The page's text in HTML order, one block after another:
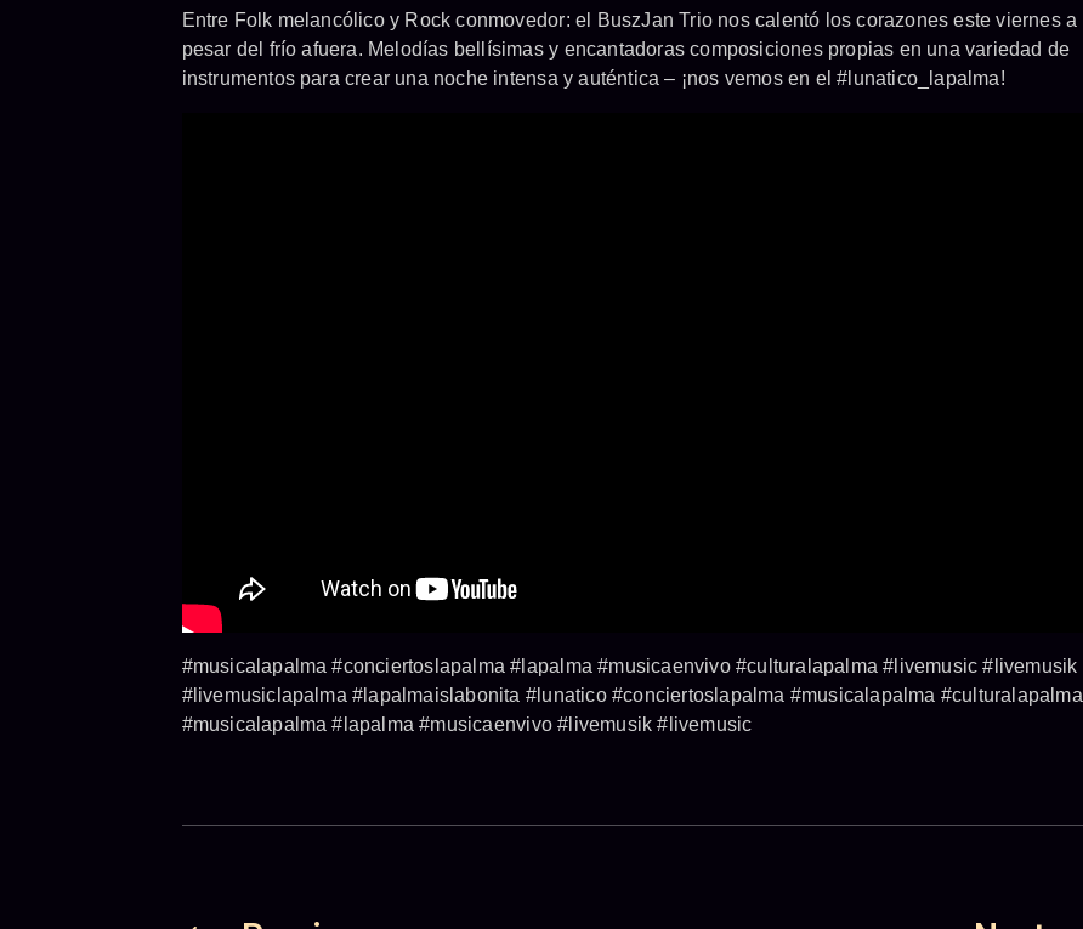
Entre Folk melancólico y Rock conmovedor: el BuszJan Trio nos calentó los corazones este viernes a
pesar del frío afuera. Melodías bellísimas y encantadoras composiciones propias en una variedad de
instrumentos para crear una noche intensa y auténtica – ¡nos vemos en el #lunatico_lapalma!
#musicalapalma #conciertoslapalma #lapalma #musicaenvivo #culturalapalma #livemusic #livemusik
#livemusiclapalma #lapalmaislabonita #lunatico #conciertoslapalma #musicalapalma #culturalapalma
#musicalapalma #lapalma #musicaenvivo #livemusik #livemusic